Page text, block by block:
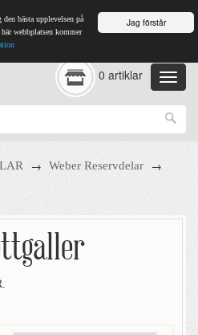
Jag förstår
bästa upplevelsen på
webbplatsen kommer
0 artiklar
→ Weber Reservdelar →